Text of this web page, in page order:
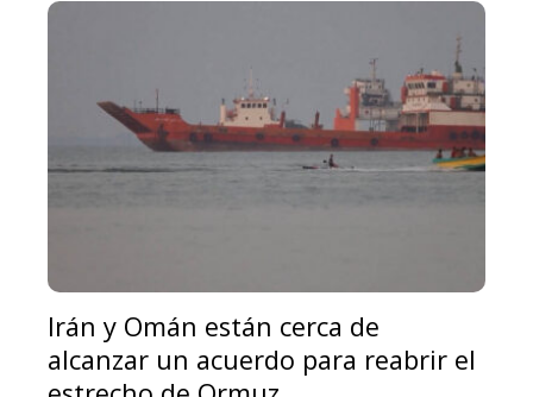
Irán y Omán están cerca de
alcanzar un acuerdo para reabrir el